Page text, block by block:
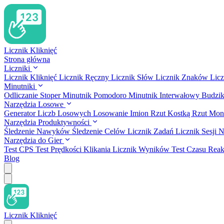
Licznik Kliknięć
Strona główna
Liczniki
Licznik Kliknięć Licznik Ręczny Licznik Słów Licznik Znaków
Minutniki
Odliczanie StoperMinutnik Pomodoro Minutnik Interwałowy
Narzędzia Losowe
Generator Liczb Losowych Losowanie Imion Rzut Kostką Rzut
Narzędzia Produktywności
Śledzenie Nawyków Śledzenie Celów Licznik Zadań Licznik Sesji
Narzędzia do Gier
Test CPS Test Prędkości Klikania Licznik Wyników Test Czasu
Blog
Licznik Kliknięć